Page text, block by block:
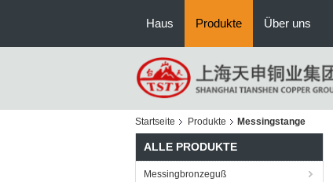
Haus Produkte Über uns
Startseite Produkte Messingstange
ALLE PRODUKTE
Messingbronzeguß